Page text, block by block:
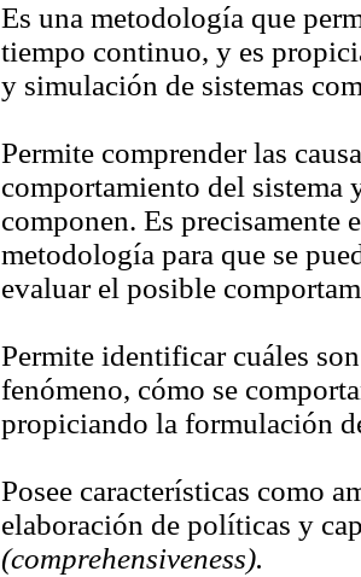
Es una metodología que
tiempo continuo, y es
y simulación de sistemas
Permite comprender las
comportamiento del sistema
componen. Es precisamente
metodología para que se
evaluar el posible
Permite identificar cuáles
fenómeno, cómo se
propiciando la formulación
Posee características como
elaboración de políticas y
(comprehensiveness).